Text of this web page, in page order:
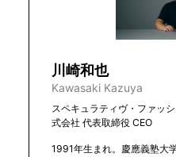
川崎和也
Kawasaki Kazuya
スペキュラティヴ・ファッ
式会社 代表取締役 CEO
1991年生まれ。慶應義塾大